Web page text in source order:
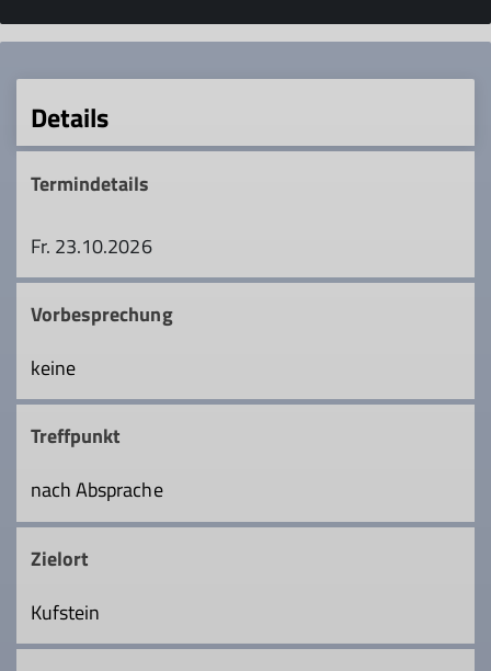
Details
Termindetails
Fr. 23.10.2026
Vorbesprechung
keine
Treffpunkt
nach Absprache
Zielort
Kufstein